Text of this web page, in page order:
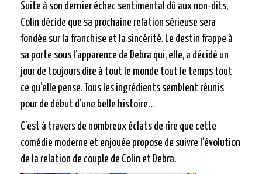
Suite à son dernier échec sentimental dû aux non-dits,
Colin décide que sa prochaine relation sérieuse sera
fondée sur la franchise et la sincérité. Le destin frappe à
sa porte sous l’apparence de Debra qui, elle, a décidé un
jour de toujours dire à tout le monde tout le temps tout
ce qu’elle pense. Tous les ingrédients semblent réunis
pour de début d’une belle histoire…
C’est à travers de nombreux éclats de rire que cette
comédie moderne et enjouée propose de suivre l’évolution
de la relation de couple de Colin et Debra.